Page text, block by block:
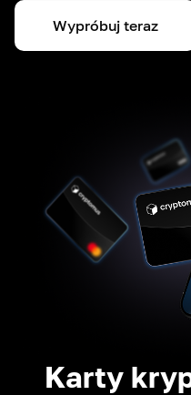
Wypróbuj teraz
Karty